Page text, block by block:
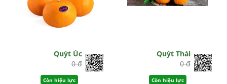
Quýt Úc
0 đ
Còn hiệu lực
Quýt Thái
0 đ
Còn hiệu lực